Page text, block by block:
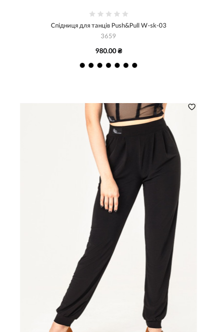
Спідниця для танців Push&Pull W-sk-03
3659
980.00 ₴